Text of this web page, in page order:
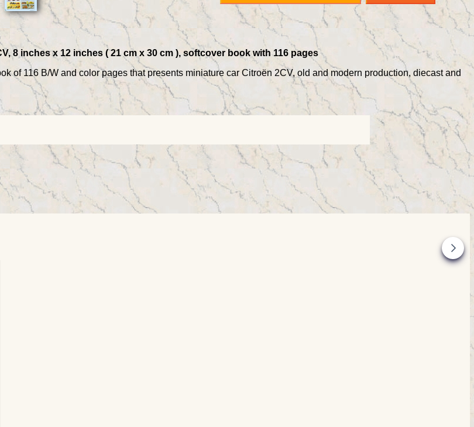
8 inches x 12 inches ( 21 cm x 30 cm ), softcover book with 116 pages
of 116 B/W and color pages that presents miniature car Citroën 2CV, old and modern production, diecast and